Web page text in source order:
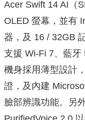
Acer Swift 14 AI（
OLED 螢幕，並有
器，及 16 / 32GB
支援 Wi-Fi 7、藍牙
機身採用薄型設計
證，及內建
臉部辨識功能。另